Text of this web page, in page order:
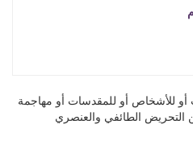
أو للأشخاص أو للمقدسات أو مهاجمة
عن التحريض الطائفي والعنصري